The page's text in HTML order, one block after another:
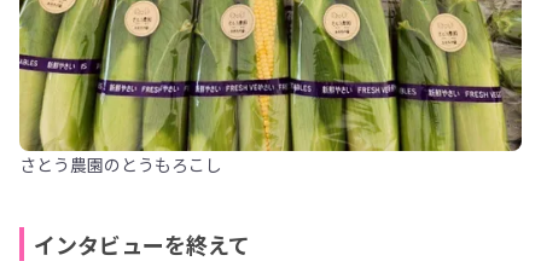
さとう農園のとうもろこし
インタビューを終えて